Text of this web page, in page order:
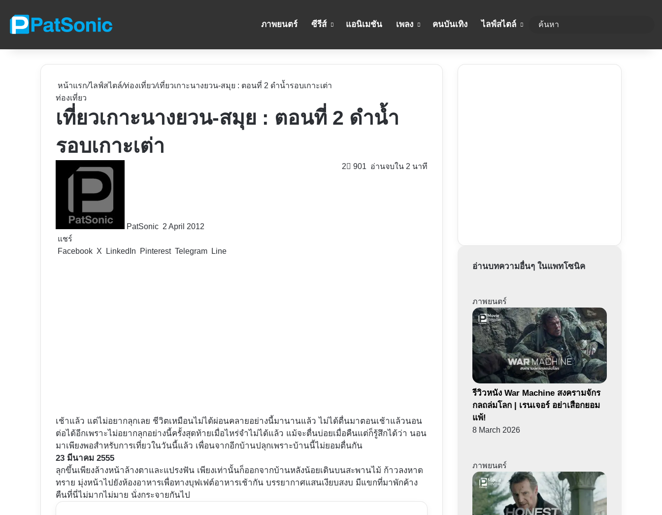
ภาพยนตร์ ซีรีส์ แอนิเมชัน เพลง คนบันเทิง ไลฟ์สไตล์
หน้าแรก/ไลฟ์สไตล์/ท่องเที่ยว/เที่ยวเกาะนางยวน-สมุย : ตอนที่ 2 ดำน้ำรอบเกาะเต่า
ท่องเที่ยว
เที่ยวเกาะนางยวน-สมุย : ตอนที่ 2 ดำน้ำ
รอบเกาะเต่า
PatSonic 2 April 2012
2 901 อ่านจบใน 2 นาที
แชร์
Facebook X LinkedIn Pinterest Telegram Line
เช้าแล้ว แต่ไม่อยากลุกเลย ชีวิตเหมือนไม่ได้ผ่อนคลายอย่างนี้มานานแล้ว ไม่ได้ตื่นมาตอนเช้าแล้วนอน
ต่อได้อีกเพราะไม่อยากลุกอย่างนี้ครั้งสุดท้ายเมื่อไหร่จำไม่ได้แล้ว แม้จะตื่นบ่อยเมื่อคืนแต่ก็รู้สึกได้ว่า นอน
มาเพียงพอสำหรับการเที่ยวในวันนี้แล้ว เพื่อนจากอีกบ้านปลุกเพราะบ้านนี้ไม่ยอมตื่นกัน
23 มีนาคม 2555
ลุกขึ้นเพียงล้างหน้าล้างตาและแปรงฟัน เพียงเท่านั้นก็ออกจากบ้านหลังน้อยเดินบนสะพานไม้ ก้าวลงหาด
ทราย มุ่งหน้าไปยังห้องอาหารเพื่อทางบุฟเฟต์อาหารเช้ากัน บรรยากาศแสนเงียบสงบ มีแขกที่มาพักค้าง
คืนที่นี่ไม่มากไม่มาย นั่งกระจายกันไป
อ่านบทความอื่นๆ ในแพทโซนิค
ภาพยนตร์
รีวิวหนัง War Machine สงครามจักร
กลถล่มโลก | เรนเจอร์ อย่าเสือกยอม
แพ้!
8 March 2026
ภาพยนตร์